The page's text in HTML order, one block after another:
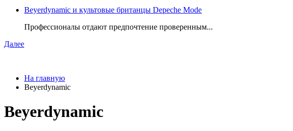
Beyerdynamic и культовые британцы Depeche Mode
Профессионалы отдают предпочтение проверенным...
Далее
На главную
Beyerdynamic
Beyerdynamic